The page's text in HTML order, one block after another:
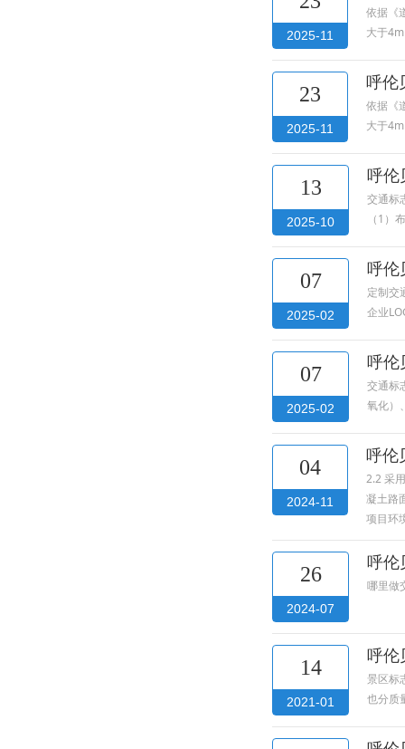
2025-11
依据《
大于
23
2025-11
呼伦
依据《
大于
13
2025-10
呼伦
交通标
（1）
07
2025-02
呼伦
定制交
企业
07
2025-02
呼伦
交通标
氧化）
04
2024-11
呼伦
2.2 采
凝土路
项目环
26
2024-07
呼伦
哪里做
14
2021-01
呼伦
景区标
也分质